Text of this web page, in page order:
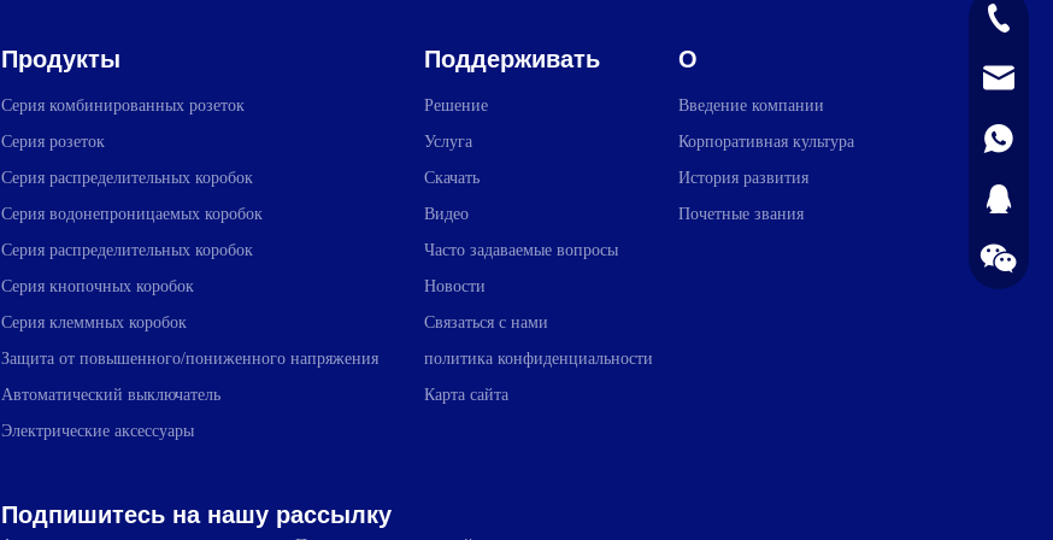
+86-
Продукты
Серия комбинированных розеток
Серия розеток
Серия распределительных коробок
Серия водонепроницаемых коробок
Серия распределительных коробок
Серия кнопочных коробок
Серия клеммных коробок
Защита от повышенного/пониженного напряжения
Автоматический выключатель
Электрические аксессуары
Поддерживать
Решение
Услуга
Скачать
Видео
Часто задаваемые вопросы
Новости
Связаться с нами
политика конфиденциальности
Карта сайта
О
Введение компании
Корпоративная культура
История развития
Почетные звания
Подпишитесь на нашу рассылку